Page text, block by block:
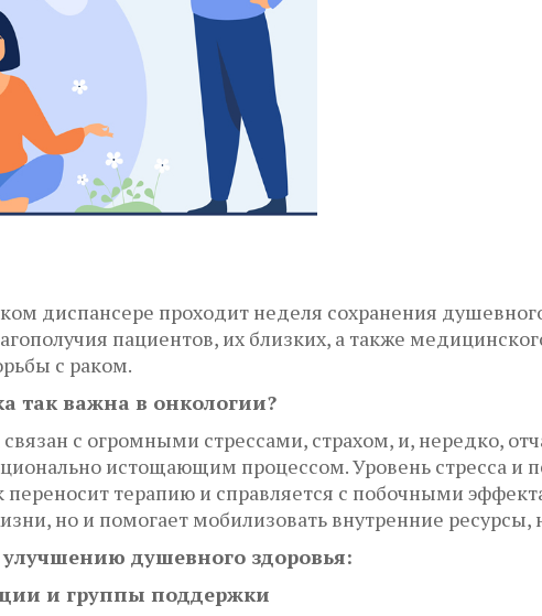
диспансере проходит неделя сохранения
пациентов, их близких, а также
с раком.
так важна в онкологии?
с огромными стрессами, страхом, и, нередко,
истощающим процессом. Уровень стресса и
переносит терапию и справляется с побочными
но и помогает мобилизовать внутренние
душевного здоровья:
и группы поддержки